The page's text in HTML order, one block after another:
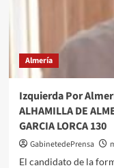
Almería
Izquierda Por
ALHAMILLA DE
GARCIA LORCA 130
GabinetedePrensa
El candidato de la